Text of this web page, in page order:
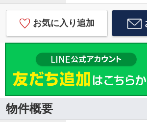
お気に入り追加
物件概要